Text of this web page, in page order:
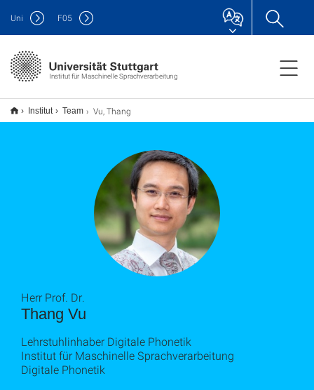
Institut für Maschinelle Sprachverarbeitung
Uni F05
Institut Team Vu, Thang
Thang Vu
Herr Prof. Dr.
Lehrstuhlinhaber Digitale Phonetik
Institut für Maschinelle Sprachverarbeitung
Digitale Phonetik